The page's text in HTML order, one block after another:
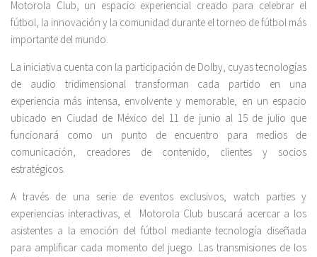
Motorola Club, un espacio experiencial creado para celebrar el
fútbol, la innovación y la comunidad durante el torneo de fútbol más
importante del mundo.
La iniciativa cuenta con la participación de Dolby, cuyas tecnologías
de audio tridimensional transforman cada partido en una
experiencia más intensa, envolvente y memorable, en un espacio
ubicado en Ciudad de México del 11 de junio al 15 de julio que
funcionará como un punto de encuentro para medios de
comunicación, creadores de contenido, clientes y socios
estratégicos.
A través de una serie de eventos exclusivos, watch parties y
experiencias interactivas, el Motorola Club buscará acercar a los
asistentes a la emoción del fútbol mediante tecnología diseñada
para amplificar cada momento del juego. Las transmisiones de los